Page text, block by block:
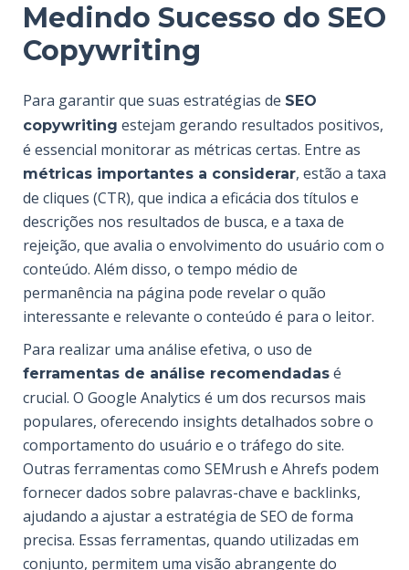
Medindo Sucesso do SEO
Copywriting
Para garantir que suas estratégias de SEO
copywriting estejam gerando resultados positivos,
é essencial monitorar as métricas certas. Entre as
métricas importantes a considerar, estão a taxa
de cliques (CTR), que indica a eficácia dos títulos e
descrições nos resultados de busca, e a taxa de
rejeição, que avalia o envolvimento do usuário com o
conteúdo. Além disso, o tempo médio de
permanência na página pode revelar o quão
interessante e relevante o conteúdo é para o leitor.
Para realizar uma análise efetiva, o uso de
ferramentas de análise recomendadas é
crucial. O Google Analytics é um dos recursos mais
populares, oferecendo insights detalhados sobre o
comportamento do usuário e o tráfego do site.
Outras ferramentas como SEMrush e Ahrefs podem
fornecer dados sobre palavras-chave e backlinks,
ajudando a ajustar a estratégia de SEO de forma
precisa. Essas ferramentas, quando utilizadas em
conjunto, permitem uma visão abrangente do